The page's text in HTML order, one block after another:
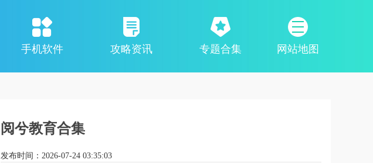
网站地图
手机软件 攻略资讯 专题合集
阅兮教育合集
发布时间： 2026-07-24 03:35:03